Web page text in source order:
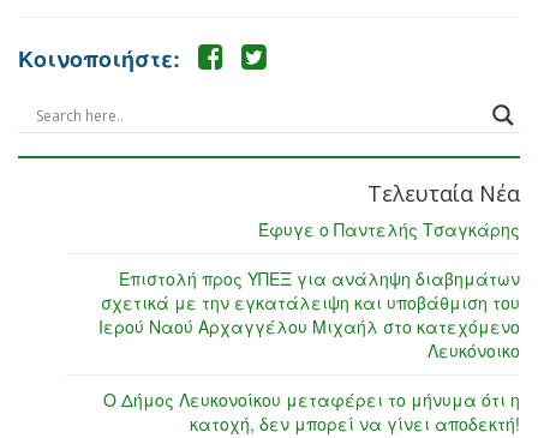
Κοινοποιήστε:
Τελευταία Νέα
Έφυγε ο Παντελής Τσαγκάρης
Επιστολή προς ΥΠΕΞ για ανάληψη διαβημάτων
σχετικά με την εγκατάλειψη και υποβάθμιση του
Ιερού Ναού Αρχαγγέλου Μιχαήλ στο κατεχόμενο
Λευκόνοικο
Ο Δήμος Λευκονοίκου μεταφέρει το μήνυμα ότι η
κατοχή, δεν μπορεί να γίνει αποδεκτή!